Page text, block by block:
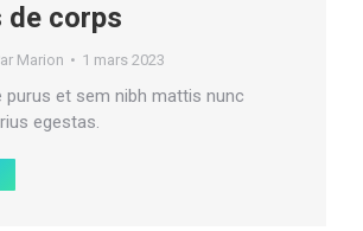
de corps
Marion 1 mars 2023
purus et sem nibh mattis nunc
egestas.